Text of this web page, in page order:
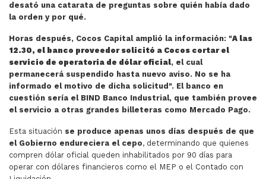
desató una catarata de preguntas sobre quién había dado
la orden y por qué.
Horas después, Cocos Capital amplió la información: "A las
12.30, el banco proveedor solicitó a Cocos cortar el
servicio de operatoria de dólar oficial, el cual
permanecerá suspendido hasta nuevo aviso. No se ha
informado el motivo de dicha solicitud". El banco en
cuestión sería el BIND Banco Industrial, que también provee
el servicio a otras grandes billeteras como Mercado Pago.
Esta situación se produce apenas unos días después de que
el Gobierno endureciera el cepo, determinando que quienes
compren dólar oficial queden inhabilitados por 90 días para
operar con dólares financieros como el MEP o el Contado con